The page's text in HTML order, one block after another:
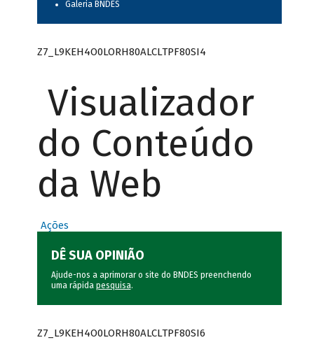
Galeria BNDES
Z7_L9KEH4O0LORH80ALCLTPF80SI4
Visualizador
do Conteúdo
da Web
Ações
DÊ SUA OPINIÃO
Ajude-nos a aprimorar o site do BNDES preenchendo
uma rápida pesquisa.
Z7_L9KEH4O0LORH80ALCLTPF80SI6